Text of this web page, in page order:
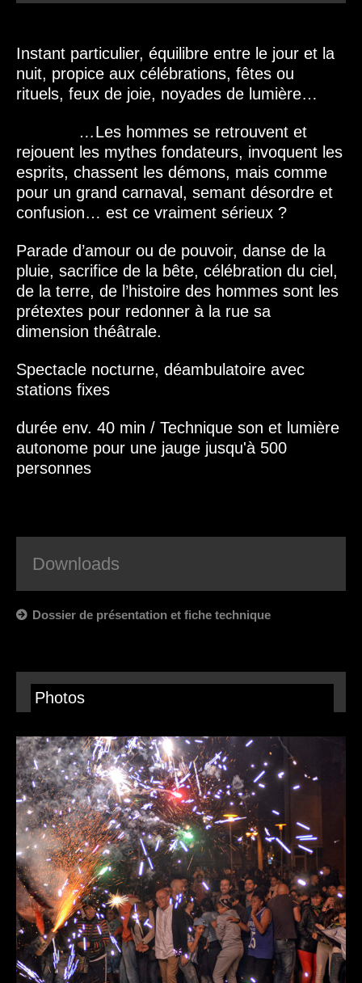
Instant particulier, équilibre entre le jour et la
nuit, propice aux célébrations, fêtes ou
rituels, feux de joie, noyades de lumière…
…Les hommes se retrouvent et
rejouent les mythes fondateurs, invoquent les
esprits, chassent les démons, mais comme
pour un grand carnaval, semant désordre et
confusion… est ce vraiment sérieux ?
Parade d’amour ou de pouvoir, danse de la
pluie, sacrifice de la bête, célébration du ciel,
de la terre, de l’histoire des hommes sont les
prétextes pour redonner à la rue sa
dimension théâtrale.
Spectacle nocturne, déambulatoire avec
stations fixes
durée env. 40 min / Technique son et lumière
autonome pour une jauge jusqu'à 500
personnes
Downloads
Dossier de présentation et fiche technique
Photos